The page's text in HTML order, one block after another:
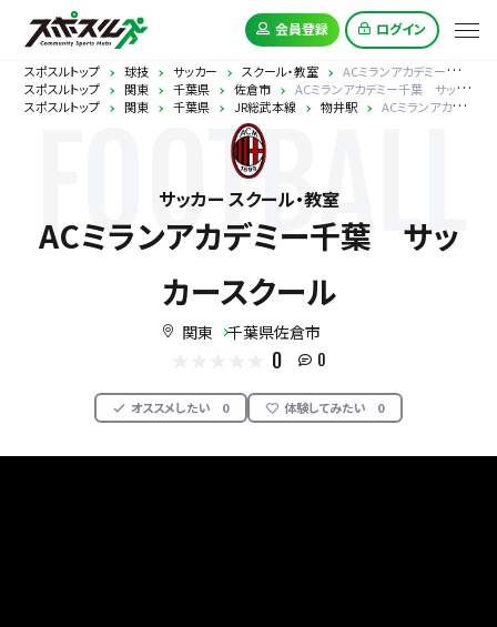
会員登録 ログイン
スポスルトップ 球技 サッカー スクール・教室
ACミランアカデミー千葉 サッカースクール
スポスルトップ
関東 千葉県 佐倉市
ACミランアカデミー千葉 サッカースクール
スポスルトップ
関東 千葉県 JR総武本線 物井駅 ACミランアカデミー千葉 サッカースクール
FOOTBALL
サッカー スクール・教室
ACミランアカデミー千葉 サッ
カースクール
関東 千葉県佐倉市
0 0
オススメしたい 0 体験してみたい 0